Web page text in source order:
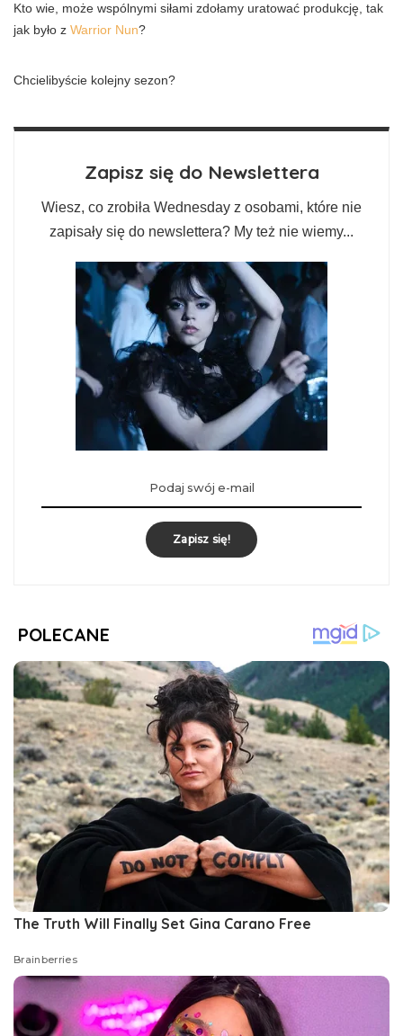
Kto wie, może wspólnymi siłami zdołamy uratować produkcję, tak
jak było z Warrior Nun?
Chcielibyście kolejny sezon?
Zapisz się do Newslettera
Wiesz, co zrobiła Wednesday z osobami, które nie
zapisały się do newslettera? My też nie wiemy...
Zapisz się!